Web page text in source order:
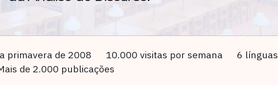
primavera de 2008 10.000 visitas por semana
6 línguas
de 2.000 publicações